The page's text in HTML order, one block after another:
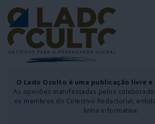
O Lado Oculto é uma publicação livre
As opiniões manifestadas pelos
os membros do Colectivo Redactorial,
linha informativa.